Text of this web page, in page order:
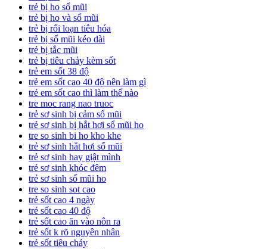
trẻ bị ho sổ mũi
trẻ bị ho và sổ mũi
trẻ bị rối loạn tiêu hóa
trẻ bị sổ mũi kéo dài
trẻ bị tắc mũi
trẻ bị tiêu chảy kèm sốt
trẻ em sốt 38 độ
trẻ em sốt cao 40 độ nên làm gì
trẻ em sốt cao thì làm thế nào
tre moc rang nao truoc
trẻ sơ sinh bị cảm sổ mũi
trẻ sơ sinh bị hắt hơi sổ mũi ho
tre so sinh bi ho kho khe
trẻ sơ sinh hắt hơi sổ mũi
trẻ sơ sinh hay giật mình
trẻ sơ sinh khóc đêm
trẻ sơ sinh sổ mũi ho
tre so sinh sot cao
trẻ sốt cao 4 ngày
trẻ sốt cao 40 độ
trẻ sốt cao ăn vào nôn ra
trẻ sốt k rõ nguyên nhân
trẻ sốt tiêu chảy